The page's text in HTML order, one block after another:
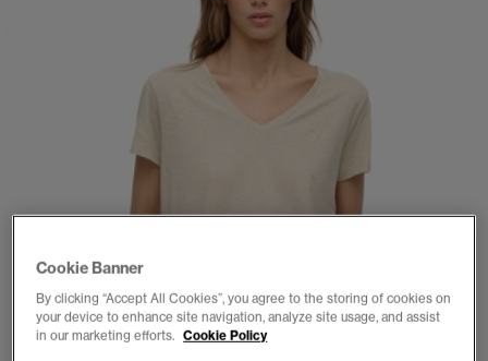
Cookie Banner
By clicking “Accept All Cookies”, you agree to the storing of cookies on
your device to enhance site navigation, analyze site usage, and assist
in our marketing efforts. Cookie Policy